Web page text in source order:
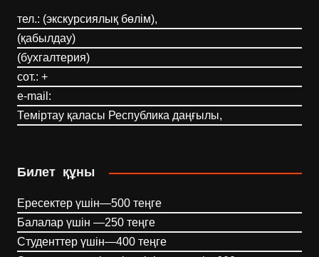
тел.: (экскурсиялық бөлім),
(қабылдау)
(бухгалтерия)
сот.: +
e-mail:
Теміртау қаласы Республика даңғылы,
Билет құны
Ересектер үшін—500 теңге
Балалар үшін —250 теңге
Студенттер үшін—400 теңге